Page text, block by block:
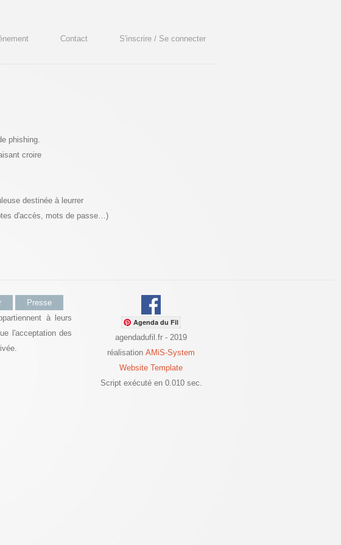
Contact S'inscrire / Se connecter
phishing.
croire
destinée à leurrer
d'accès, mots de passe…)
Presse
à leurs
l'acceptation des
Agenda du Fil
agendadufil.fr - 2019
réalisation AMiS-System
Website Template
Script exécuté en 0.010 sec.